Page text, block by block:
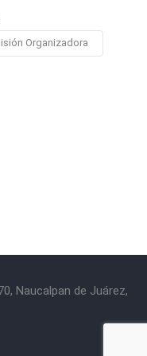
Organizadora
Naucalpan de Juárez,